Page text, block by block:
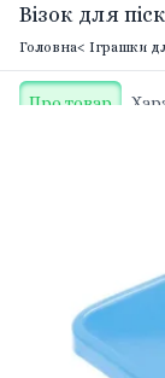
Візок для
Головна< Іграшки
Про товар